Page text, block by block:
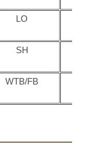
LO
SH
WTB/FB